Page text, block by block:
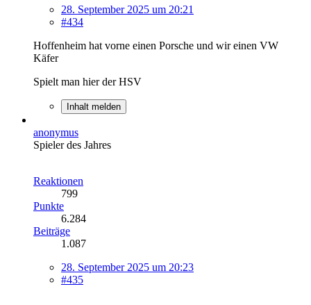
28. September 2025 um 20:21
#434
Hoffenheim hat vorne einen Porsche und wir einen VW
Käfer
Spielt man hier der HSV
Inhalt melden
anonymus
Spieler des Jahres
Reaktionen
799
Punkte
6.284
Beiträge
1.087
28. September 2025 um 20:23
#435